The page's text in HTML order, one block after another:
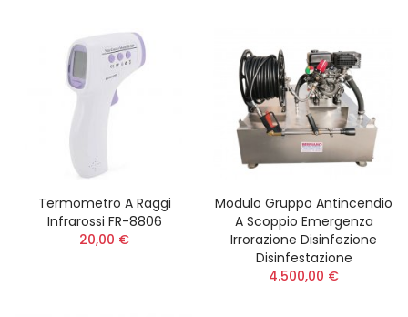
Termometro A Raggi
Infrarossi FR-8806
20,00 €
Modulo Gruppo Antincendio
A Scoppio Emergenza
Irrorazione Disinfezione
Disinfestazione
4.500,00 €